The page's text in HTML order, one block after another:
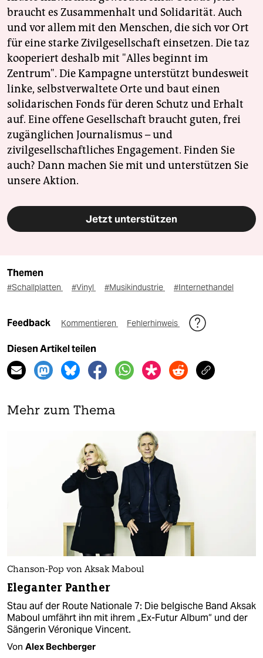
braucht es Zusammenhalt und Solidarität. Auch
und vor allem mit den Menschen, die sich vor Ort
für eine starke Zivilgesellschaft einsetzen. Die taz
kooperiert deshalb mit "Alles beginnt im
Zentrum". Die Kampagne unterstützt bundesweit
linke, selbstverwaltete Orte und baut einen
solidarischen Fonds für deren Schutz und Erhalt
auf. Eine offene Gesellschaft braucht guten, frei
zugänglichen Journalismus – und
zivilgesellschaftliches Engagement. Finden Sie
auch? Dann machen Sie mit und unterstützen Sie
unsere Aktion.
Jetzt unterstützen
Themen
#Schallplatten #Vinyl #Musikindustrie #Internethandel
Feedback Kommentieren Fehlerhinweis
Diesen Artikel teilen
Mehr zum Thema
Chanson-Pop von Aksak Maboul
Eleganter Panther
Stau auf der Route Nationale 7: Die belgische Band Aksak
Maboul umfährt ihn mit ihrem „Ex-Futur Album“ und der
Sängerin Véronique Vincent.
Von Alex Bechberger